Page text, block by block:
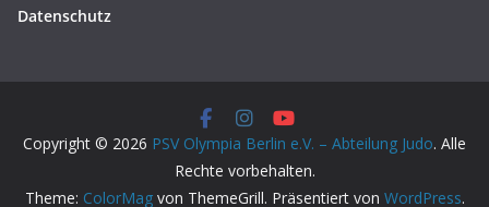
Datenschutz
Copyright © 2026 PSV Olympia Berlin e.V. – Abteilung Judo. Alle
Rechte vorbehalten.
Theme: ColorMagvon ThemeGrill. Präsentiert von WordPress.